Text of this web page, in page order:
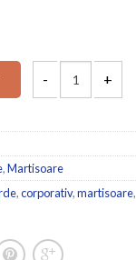
,Martisoare
,corporativ,martisoare,